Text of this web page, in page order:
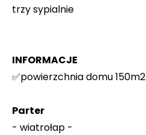
trzy sypialnie
INFORMACJE
✅powierzchnia domu 150m2
Parter
- wiatrołap -